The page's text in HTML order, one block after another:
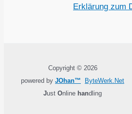
Erklärung zum
Copyright © 2026
powered by JOhan™
ByteWerk.Net
Just Online handling